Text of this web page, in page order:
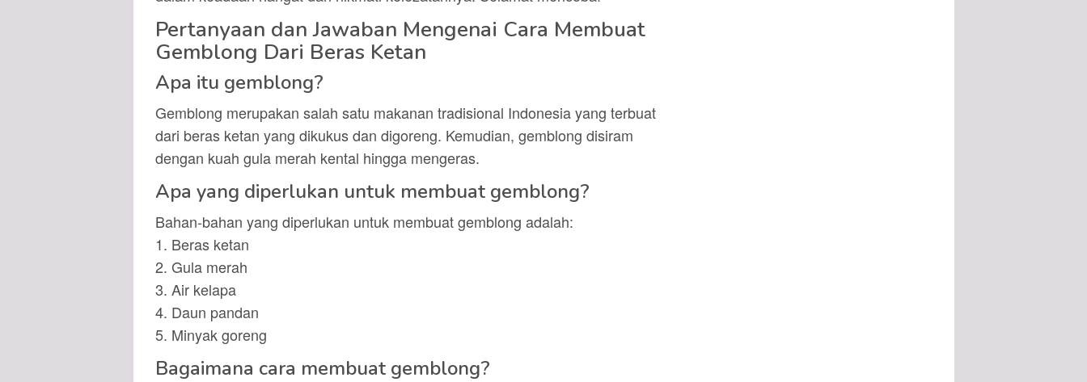
Pertanyaan dan Jawaban Mengenai Cara Membuat
Gemblong Dari Beras Ketan
Apa itu gemblong?
Gemblong merupakan salah satu makanan tradisional Indonesia yang terbuat
dari beras ketan yang dikukus dan digoreng. Kemudian, gemblong disiram
dengan kuah gula merah kental hingga mengeras.
Apa yang diperlukan untuk membuat gemblong?
Bahan-bahan yang diperlukan untuk membuat gemblong adalah:
1. Beras ketan
2. Gula merah
3. Air kelapa
4. Daun pandan
5. Minyak goreng
Bagaimana cara membuat gemblong?